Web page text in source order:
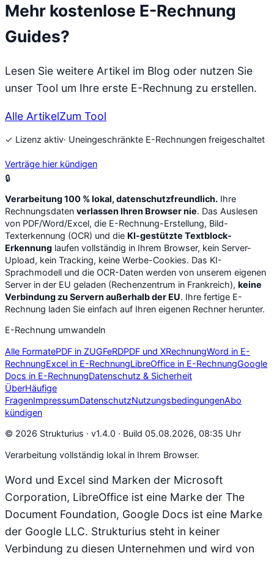
Mehr kostenlose E-Rechnung
Guides?
Lesen Sie weitere Artikel im Blog oder nutzen Sie
unser Tool um Ihre erste E-Rechnung zu erstellen.
Alle ArtikelZum Tool
✓ Lizenz aktiv· Uneingeschränkte E-Rechnungen freigeschaltet
Verträge hier kündigen
🔒
Verarbeitung 100 % lokal, datenschutzfreundlich. Ihre
Rechnungsdaten verlassen Ihren Browser nie. Das Auslesen
von PDF/Word/Excel, die E-Rechnung-Erstellung, Bild-
Texterkennung (OCR) und die KI-gestützte Textblock-
Erkennung laufen vollständig in Ihrem Browser, kein Server-
Upload, kein Tracking, keine Werbe-Cookies. Das KI-
Sprachmodell und die OCR-Daten werden von unserem eigenen
Server in der EU geladen (Rechenzentrum in Frankreich), keine
Verbindung zu Servern außerhalb der EU. Ihre fertige E-
Rechnung laden Sie einfach auf Ihren eigenen Rechner herunter.
E-Rechnung umwandeln
Alle FormatePDF in ZUGFeRDPDF und XRechnungWord in E-
RechnungExcel in E-RechnungLibreOffice in E-RechnungGoogle
Docs in E-RechnungDatenschutz & Sicherheit
ÜberHäufige
FragenImpressumDatenschutzNutzungsbedingungenAbo
kündigen
© 2026 Strukturius · v1.4.0 · Build 05.08.2026, 08:35 Uhr
Verarbeitung vollständig lokal in Ihrem Browser.
Word und Excel sind Marken der Microsoft
Corporation, LibreOffice ist eine Marke der The
Document Foundation, Google Docs ist eine Marke
der Google LLC. Strukturius steht in keiner
Verbindung zu diesen Unternehmen und wird von